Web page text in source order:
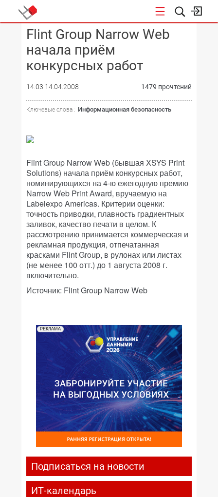
КОНФЕРЕНЦИИ
Flint Group Narrow Web
начала приём
конкурсных работ
14:03 14.04.2008 1479 прочтений
Ключевые слова : Информационная безопасность
Flint Group Narrow Web (бывшая XSYS Print
Solutions) начала приём конкурсных работ,
номинирующихся на 4-ю ежегодную премию
Narrow Web Print Award, вручаемую на
Labelexpo Americas. Критерии оценки:
точность приводки, плавность градиентных
заливок, качество печати в целом. К
рассмотрению принимается коммерческая и
рекламная продукция, отпечатанная
красками Flint Group, в рулонах или листах
(не менее 100 отт.) до 1 августа 2008 г.
включительно.
Источник: Flint Group Narrow Web
РЕКЛАМА
Подписаться на новости
ИТ-календарь